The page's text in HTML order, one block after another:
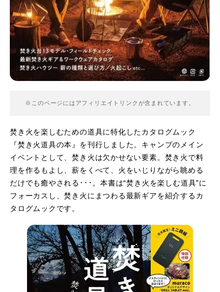
※このページにはアフィリエイトリンクが含まれています。
焚き火を楽しむための道具に特化したカタログムック
『焚き火道具の本』を刊行しました。キャンプのメイン
イベントとして、焚き火は欠かせない要素。焚き火で料
理を作るもよし、薪をくべて、火をいじりながら眺める
だけでも癒やされる･･･。本書は“焚き火を楽しむ道具”に
フォーカスし、焚き火にまつわる最新ギアを紹介するカ
タログムックです。